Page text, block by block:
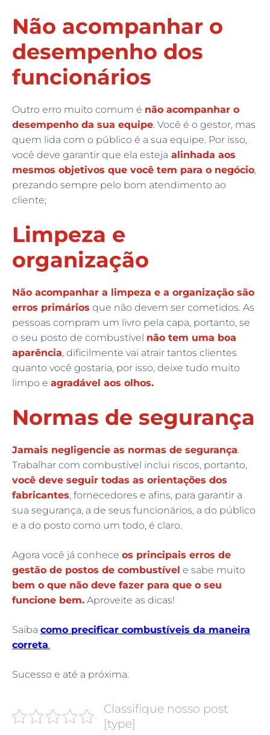
Não acompanhar o
desempenho dos
funcionários
Outro erro muito comum é não acompanhar o
desempenho da sua equipe. Você é o gestor, mas
quem lida com o público é a sua equipe. Por isso,
você deve garantir que ela esteja alinhada aos
mesmos objetivos que você tem para o negócio,
prezando sempre pelo bom atendimento ao
cliente;
Limpeza e
organização
Não acompanhar a limpeza e a organização são
erros primários que não devem ser cometidos. As
pessoas compram um livro pela capa, portanto, se
o seu posto de combustível não tem uma boa
aparência, dificilmente vai atrair tantos clientes
quanto você gostaria, por isso, deixe tudo muito
limpo e agradável aos olhos.
Normas de segurança
Jamais negligencie as normas de segurança.
Trabalhar com combustível inclui riscos, portanto,
você deve seguir todas as orientações dos
fabricantes, fornecedores e afins, para garantir a
sua segurança, a de seus funcionários, a do público
e a do posto como um todo, é claro.
Agora você já conhece os principais erros de
gestão de postos de combustível e sabe muito
bem o que não deve fazer para que o seu
funcione bem. Aproveite as dicas!
Saiba como precificar combustíveis da maneira
correta.
Sucesso e até a próxima.
Classifique nosso post
[type]